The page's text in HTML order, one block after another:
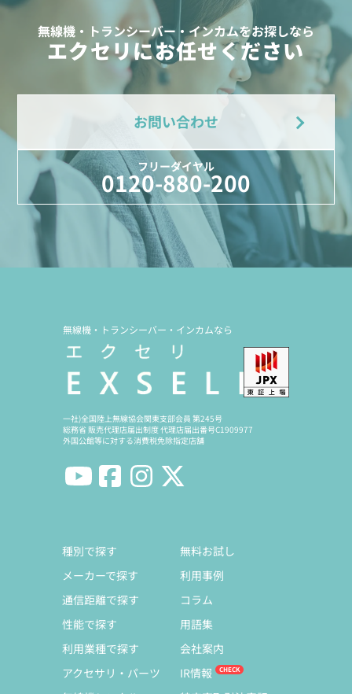
無線機・トランシーバー・インカムをお探しなら
エクセリにお任せください
お問い合わせ
フリーダイヤル
0120-880-200
無線機・トランシーバー・インカムなら
一社)全国陸上無線協会関東支部会員 第245号
総務省 販売代理店届出制度 代理店届出番号C1909977
外国公館等に対する消費税免除指定店舗
種別で探す
メーカーで探す
通信距離で探す
性能で探す
利用業種で探す
アクセサリ・パーツ
無料お試し
利用事例
コラム
用語集
会社案内
IR情報